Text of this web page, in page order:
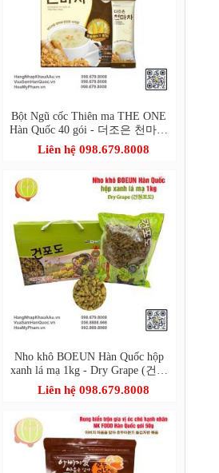
Bột Ngũ cốc Thiên ma THE ONE
Hàn Quốc 40 gói - 더조은 천마차
40포
Liên hệ 098.679.8008
Nho khô BOEUN Hàn Quốc hộp
xanh lá mạ 1kg - Dry Grape (건청
포도)
Liên hệ 098.679.8008